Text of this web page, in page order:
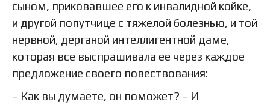
сыном, приковавшее его к инвалидной койке,
и другой попутчице с тяжелой болезнью, и той
нервной, дерганой интеллигентной даме,
которая все выспрашивала ее через каждое
предложение своего повествования:
– Как вы думаете, он поможет? – И